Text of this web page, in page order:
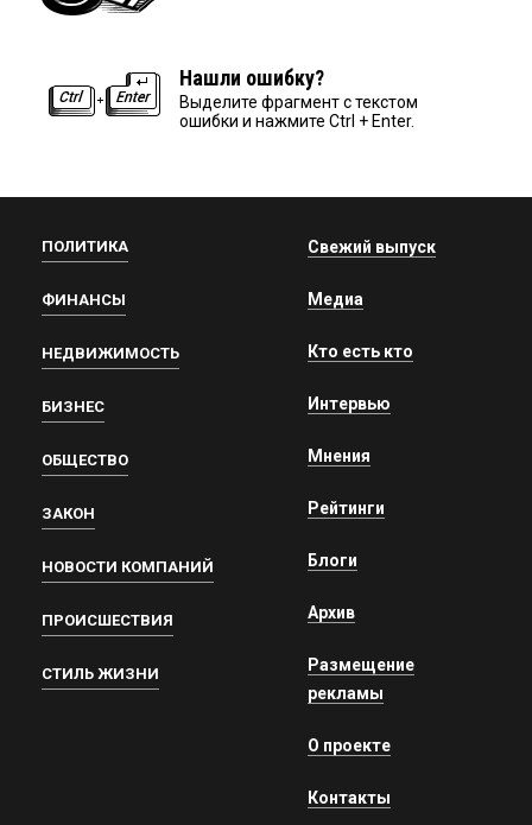
Нашли ошибку?
Выделите фрагмент с текстом
ошибки и нажмите Ctrl + Enter.
ПОЛИТИКА
ФИНАНСЫ
НЕДВИЖИМОСТЬ
БИЗНЕС
ОБЩЕСТВО
ЗАКОН
НОВОСТИ КОМПАНИЙ
ПРОИСШЕСТВИЯ
СТИЛЬ ЖИЗНИ
Свежий выпуск
Медиа
Кто есть кто
Интервью
Мнения
Рейтинги
Блоги
Архив
Размещение
рекламы
О проекте
Контакты